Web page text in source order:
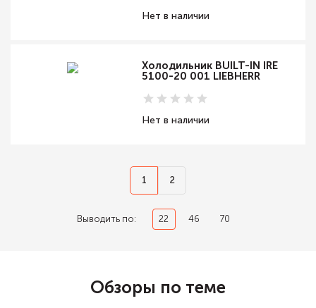
Нет в наличии
Холодильник BUILT-IN IRE
5100-20 001 LIEBHERR
Нет в наличии
1 2
Выводить по: 22 46 70
Обзоры по теме